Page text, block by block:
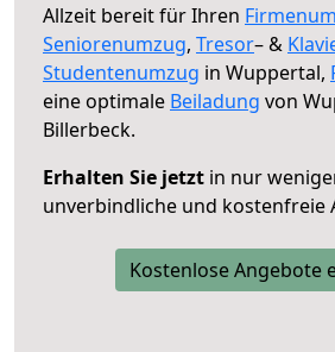
Allzeit bereit für Ihren
Seniorenumzug, Tresor– &
Studentenumzug in Wuppertal,
eine optimale Beiladung von
Billerbeck.
Erhalten Sie jetzt in nur
unverbindliche und kostenfreie
Kostenlose Angebote